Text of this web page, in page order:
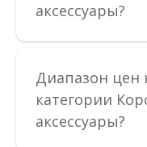
Короб KOPOS
аксессуары?
Диапазон цен
категории
аксессуары?